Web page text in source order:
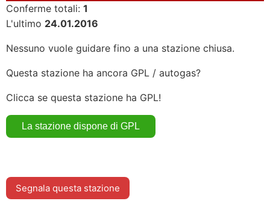
Conferme totali: 1
L'ultimo 24.01.2016
Nessuno vuole guidare fino a una stazione chiusa.
Questa stazione ha ancora GPL / autogas?
Clicca se questa stazione ha GPL!
Segnala questa stazione